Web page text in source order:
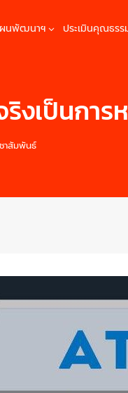
นพัฒนาฯ ประเมินคุณธรร
เป็นการห
าสัมพันธ์